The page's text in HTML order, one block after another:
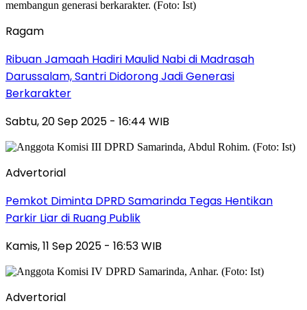
Ragam
Ribuan Jamaah Hadiri Maulid Nabi di Madrasah
Darussalam, Santri Didorong Jadi Generasi
Berkarakter
Sabtu, 20 Sep 2025 - 16:44 WIB
Advertorial
Pemkot Diminta DPRD Samarinda Tegas Hentikan
Parkir Liar di Ruang Publik
Kamis, 11 Sep 2025 - 16:53 WIB
Advertorial